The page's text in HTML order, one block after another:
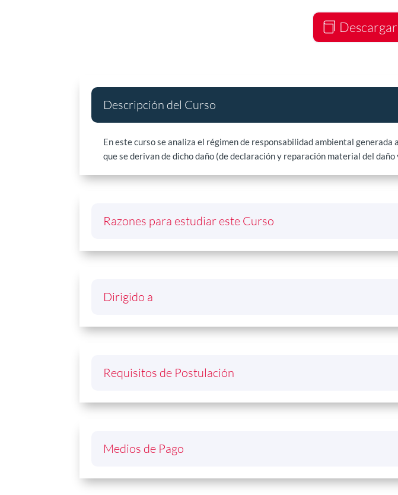
Descripción del Curso
En este curso se analiza el régimen de responsabilidad ambiental
que se derivan de dicho daño (de declaración y reparación material del
Razones para estudiar este Curso
Dirigido a
Requisitos de Postulación
Medios de Pago